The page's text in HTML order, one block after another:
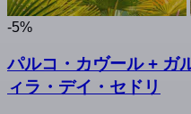
-5%
パルコ・カヴール + ガ
ィラ・デイ・セドリ